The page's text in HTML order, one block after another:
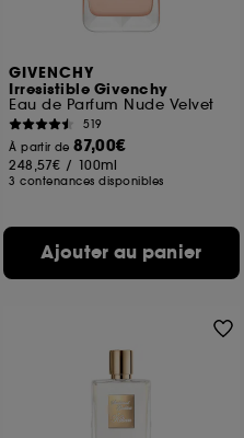
GIVENCHY
Irresistible Givenchy
Eau de Parfum Nude Velvet
519
À partir de87,00€
248,57€ / 100ml
3 contenances disponibles
Ajouter au panier